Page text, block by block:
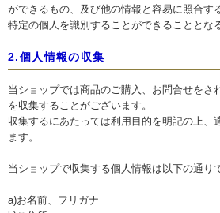
ができるもの、及び他の情報と容易に照合す
特定の個人を識別することができることとな
2.個人情報の収集
当ショップでは商品のご購入、お問合せをさ
を収集することがございます。
収集するにあたっては利用目的を明記の上、
ます。
当ショップで収集する個人情報は以下の通り
a)お名前、フリガナ